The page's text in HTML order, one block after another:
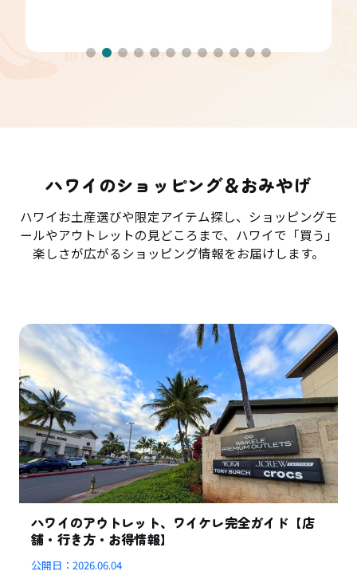
ハワイのショッピング＆おみやげ
ハワイお土産選びや限定アイテム探し、ショッピングモ
ールやアウトレットの見どころまで、ハワイで「買う」
楽しさが広がるショッピング情報をお届けします。
ハワイのアウトレット、ワイケレ完全ガイド【店
舗・行き方・お得情報】
公開日：2026.06.04